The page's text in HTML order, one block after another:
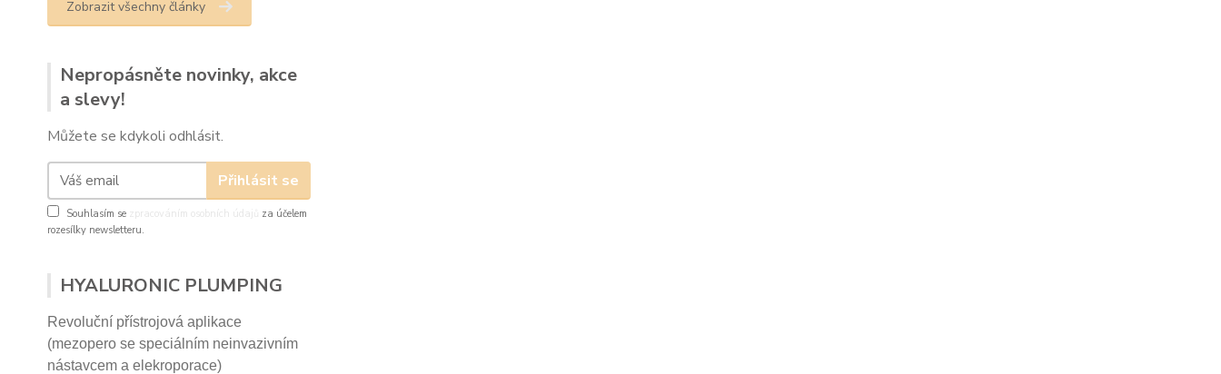
Zobrazit všechny články
Nepropásněte novinky, akce
a slevy!
Můžete se kdykoli odhlásit.
Přihlásit se
Souhlasím se zpracováním osobních údajů
za účelem
rozesílky newsletteru.
HYALURONIC PLUMPING
Revoluční přístrojová aplikace
(mezopero se speciálním neinvazivním
nástavcem a elekroporace)